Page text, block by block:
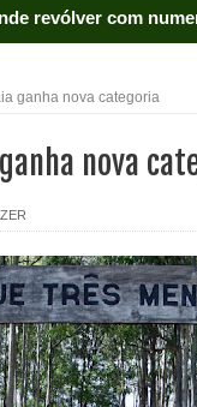
carro estacionado
de
32% de etanol
Transplante do
riscos no aterro
intensifica ações
ganha nova categoria
nova